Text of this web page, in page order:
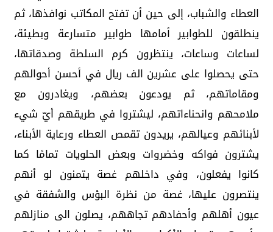
العطاء والشباب، إلى حين أن تفتح المكاتب نوافذها، ثم
ينطلقون للطوابير أمامها طوابير متسارعة وبطيئة،
لساعات وساعات، ينتظرون كرم السلطة وصدقاتها،
حتى يحصلوا على عشرين الف ريال في أحسن أحوالهم
ومقاماتهم، ثم يودعون بعضهم، ويغادرون مع
ملامحهم وانحناءاتهم، ليشتروا في طريقهم أيّ شيء
لأبنائهم وعيالهم، يريدون تقمص العطاء ورعاية الأبناء،
يشترون فواكه وخضروات وبعض الحلويات تمامًا كما
كانوا يفعلون، وفي داخلهم غصة يتمنون لو أنهم
ينتصرون عليها، غصة من نظرة البؤس والشفقة في
عيون أهلهم وأحفادهم تجاههم، يصلون الى منازلهم